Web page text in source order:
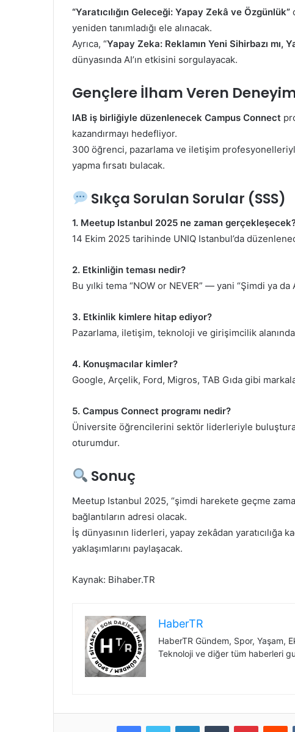
“Yaratıcılığın Geleceği: Yapay Zekâ ve Özgünlük”
yeniden tanımladığı ele alınacak.
Ayrıca, “Yapay Zeka: Reklamın Yeni Sihirbazı mı,
dünyasında AI’ın etkisini sorgulayacak.
Gençlere İlham Veren
IAB iş birliğiyle düzenlenecek Campus Connect
kazandırmayı hedefliyor.
300 öğrenci, pazarlama ve iletişim
yapma fırsatı bulacak.
Sıkça Sorulan Sorular (SSS)
1. Meetup Istanbul 2025 ne zaman
14 Ekim 2025 tarihinde UNIQ Istanbul’da
2. Etkinliğin teması nedir?
Bu yılki tema “NOW or NEVER” — yani “Şimdi ya da
3. Etkinlik kimlere hitap ediyor?
Pazarlama, iletişim, teknoloji ve girişimcilik
4. Konuşmacılar kimler?
Google, Arçelik, Ford, Migros, TAB Gıda gibi
5. Campus Connect programı nedir?
Üniversite öğrencilerini sektör liderleriyle
oturumdur.
Sonuç
Meetup Istanbul 2025, “şimdi harekete geçme
bağlantıların adresi olacak.
İş dünyasının liderleri, yapay zekâdan yaratıcılığa
yaklaşımlarını paylaşacak.
Kaynak: Bihaber.TR
HaberTR
HaberTR Gündem, Spor, Yaşam,
Teknoloji ve diğer tüm haberleri
FacebookTwitter LinkedInTumblr Pinterest